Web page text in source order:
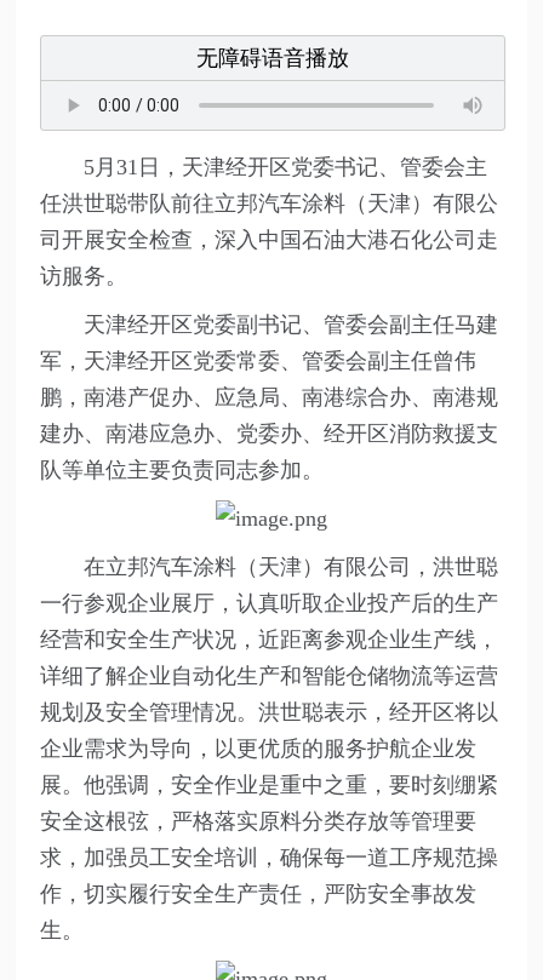
无障碍语音播放
5月31日，天津经开区党委书记、管委会主
任洪世聪带队前往立邦汽车涂料（天津）有限公
司开展安全检查，深入中国石油大港石化公司走
访服务。
天津经开区党委副书记、管委会副主任马建
军，天津经开区党委常委、管委会副主任曾伟
鹏，南港产促办、应急局、南港综合办、南港规
建办、南港应急办、党委办、经开区消防救援支
队等单位主要负责同志参加。
在立邦汽车涂料（天津）有限公司，洪世聪
一行参观企业展厅，认真听取企业投产后的生产
经营和安全生产状况，近距离参观企业生产线，
详细了解企业自动化生产和智能仓储物流等运营
规划及安全管理情况。洪世聪表示，经开区将以
企业需求为导向，以更优质的服务护航企业发
展。他强调，安全作业是重中之重，要时刻绷紧
安全这根弦，严格落实原料分类存放等管理要
求，加强员工安全培训，确保每一道工序规范操
作，切实履行安全生产责任，严防安全事故发
生。